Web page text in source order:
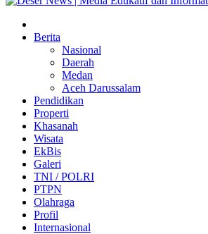
Berita
Nasional
Daerah
Medan
Aceh Darussalam
Pendidikan
Properti
Khasanah
Wisata
EkBis
Galeri
TNI / POLRI
PTPN
Olahraga
Profil
Internasional